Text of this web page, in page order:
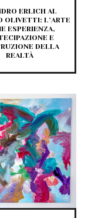
ERLICH AL
OLIVETTI: L’ARTE
ESPERIENZA,
E
DELLA
REALTÀ